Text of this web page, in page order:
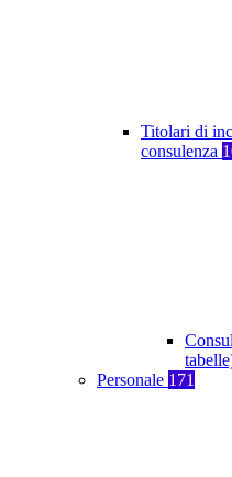
Titolari di
consulenza
Personale 171